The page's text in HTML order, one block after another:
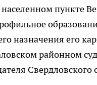
пункте
назначения его
районном
Свердловского